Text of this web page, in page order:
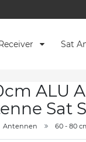
Sat
ALU
Sat
Antennen 60 - 80